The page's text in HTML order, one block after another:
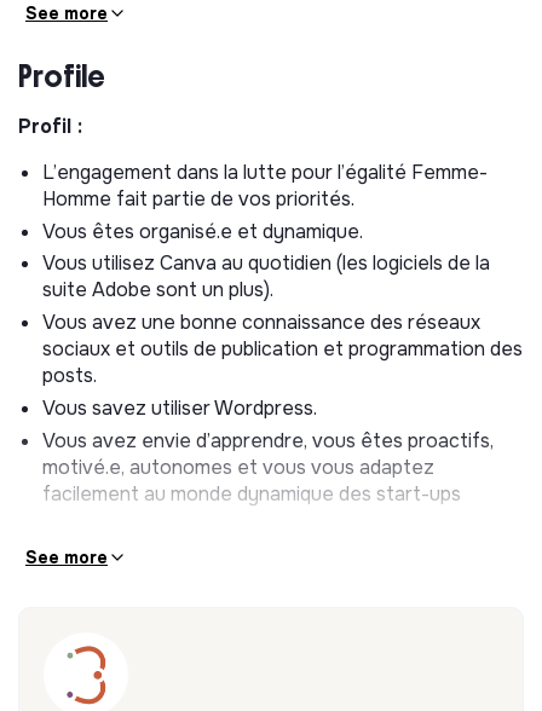
* Question de présélection obligatoire :
D’après le logo et les informations que vous pouvez
trouver sur internet, proposez une idée de contenu
originale qui pourrait être utilisé sous plusieurs formats
décrivez rapidement le contenu et la stratégie sur les
différents médias et les outils utilisés, illustrés par des
visuels cohérents avec la charte graphique du projet.
Document à ajouter en PDF à votre candidature.
See more
Profile
Profil :
L’engagement dans la lutte pour l’égalité Femme-
Homme fait partie de vos priorités.
Vous êtes organisé.e et dynamique.
Vous utilisez Canva au quotidien (les logiciels de la
suite Adobe sont un plus).
Vous avez une bonne connaissance des réseaux
sociaux et outils de publication et programmation des
posts.
Vous savez utiliser Wordpress.
Vous avez envie d’apprendre, vous êtes proactifs,
motivé.e, autonomes et vous vous adaptez
facilement au monde dynamique des start-ups
See more